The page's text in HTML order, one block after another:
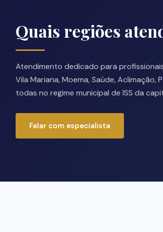
Quais regiões
Atendimento dedicado para
Vila Mariana, Moema, Saúde,
todas no regime municipal de ISS da
Falar com especialista